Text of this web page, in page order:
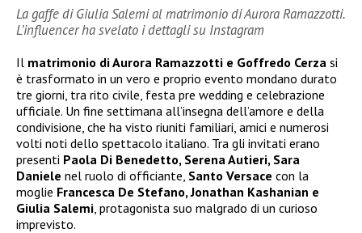
La gaffe di Giulia Salemi al matrimonio di Aurora Ramazzotti.
L’influencer ha svelato i dettagli su Instagram
Il matrimonio di Aurora Ramazzotti e Goffredo Cerza si
è trasformato in un vero e proprio evento mondano durato
tre giorni, tra rito civile, festa pre wedding e celebrazione
ufficiale. Un fine settimana all’insegna dell’amore e della
condivisione, che ha visto riuniti familiari, amici e numerosi
volti noti dello spettacolo italiano. Tra gli invitati erano
presenti Paola Di Benedetto, Serena Autieri, Sara
Daniele nel ruolo di officiante, Santo Versace con la
moglie Francesca De Stefano, Jonathan Kashanian e
Giulia Salemi , protagonista suo malgrado di un curioso
imprevisto.